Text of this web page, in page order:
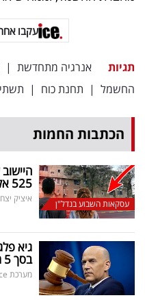
עקבו
תגיות אנרגיה מתחדשת |
החשמל | תחנת כוח |
הכתבות החמות
עסקאות השבוע בנדל"ן
525 אלף שקל
איציק
גיא
בסך 5 מיליון שקל
מערכת ice